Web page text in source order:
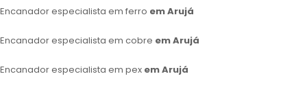
Encanador especialista em ferro em Arujá
Encanador especialista em cobre em Arujá
Encanador especialista em pex em Arujá